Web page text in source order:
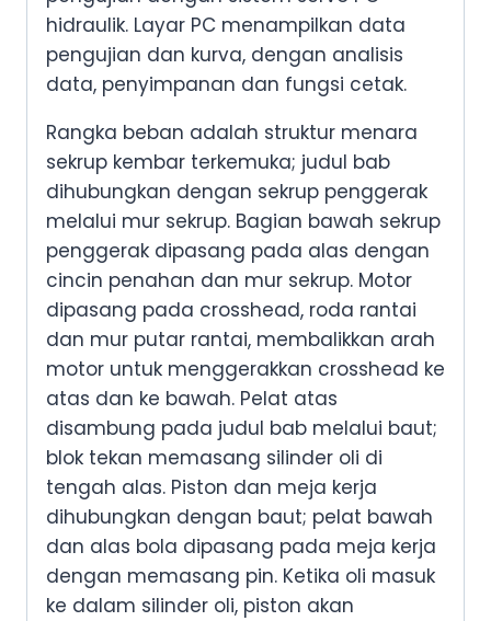
hidraulik. Layar PC menampilkan data
pengujian dan kurva, dengan analisis
data, penyimpanan dan fungsi cetak.
Rangka beban adalah struktur menara
sekrup kembar terkemuka; judul bab
dihubungkan dengan sekrup penggerak
melalui mur sekrup. Bagian bawah sekrup
penggerak dipasang pada alas dengan
cincin penahan dan mur sekrup. Motor
dipasang pada crosshead, roda rantai
dan mur putar rantai, membalikkan arah
motor untuk menggerakkan crosshead ke
atas dan ke bawah. Pelat atas
disambung pada judul bab melalui baut;
blok tekan memasang silinder oli di
tengah alas. Piston dan meja kerja
dihubungkan dengan baut; pelat bawah
dan alas bola dipasang pada meja kerja
dengan memasang pin. Ketika oli masuk
ke dalam silinder oli, piston akan